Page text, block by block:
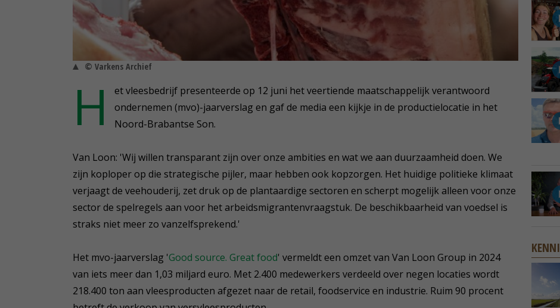
© Varkens Archief
H
et vleesbedrijf presenteerde op 12 juni het veertiende maatschappelijk verantwoord
ondernemen (mvo)-jaarverslag en gaf de media een kijkje in de productielocatie in het
Noord-Brabantse Son.
Van Loon: 'Wij willen transparant zijn over onze ambities en wat we aan duurzaamheid doen. We
zijn koploper op die strategische pijler, maar hebben ook kopzorgen. Het huidige politieke klimaat
verjaagt de veehouderij, zet druk op de plantaardige sectoren en scherpt mogelijk alleen voor onze
sector de spelregels aan voor het arbeidsmigrantenvraagstuk. De beschikbaarheid van voedsel is
straks niet meer zo vanzelfsprekend.'
Het mvo-jaarverslag 'Good source. Great food' vermeldt een omzet van Van Loon Group in 2024
van iets meer dan 1,03 miljard euro. Met 2.400 medewerkers verdeeld over negen locaties wordt
218.400 ton aan vleesproducten afgezet naar de retail, foodservice en industrie. Ruim 90 procent